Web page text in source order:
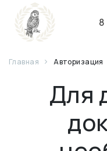
Главная Авторизация
Для